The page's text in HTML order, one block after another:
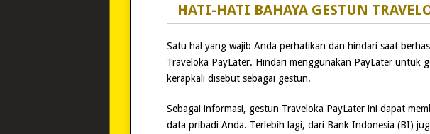
HATI-HATI BAHAYA GESTUN
Satu hal yang wajib Anda perhatikan dan hindari saat
Traveloka PayLater. Hindari menggunakan PayLater untuk
kerapkali disebut sebagai gestun.
Sebagai informasi, gestun Traveloka PayLater ini dapat
data pribadi Anda. Terlebih lagi, dari Bank Indonesia (BI)